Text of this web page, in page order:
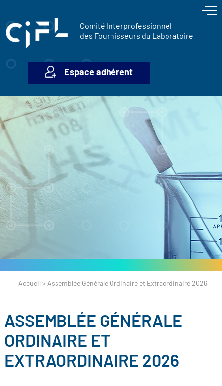
Comité Interprofessionnel
des Fournisseurs du Laboratoire
Espace adhérent
Accueil > Assemblée Générale Ordinaire et Extraordinaire 2026
ASSEMBLÉE GÉNÉRALE
ORDINAIRE ET
EXTRAORDINAIRE 2026